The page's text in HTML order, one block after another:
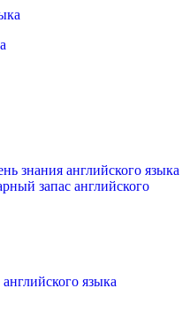
знания английского языка
запас английского
языка